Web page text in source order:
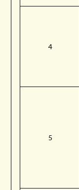
4
5